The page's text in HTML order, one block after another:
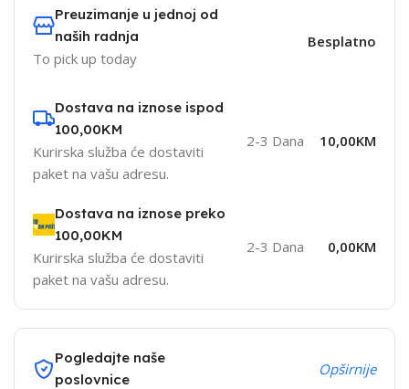
Preuzimanje u jednoj od
naših radnja
To pick up today
Besplatno
Dostava na iznose ispod
100,00KM
Kurirska služba će dostaviti
paket na vašu adresu.
2-3 Dana 10,00KM
Dostava na iznose preko
100,00KM
Kurirska služba će dostaviti
paket na vašu adresu.
2-3 Dana 0,00KM
Pogledajte naše
poslovnice
Opširnije